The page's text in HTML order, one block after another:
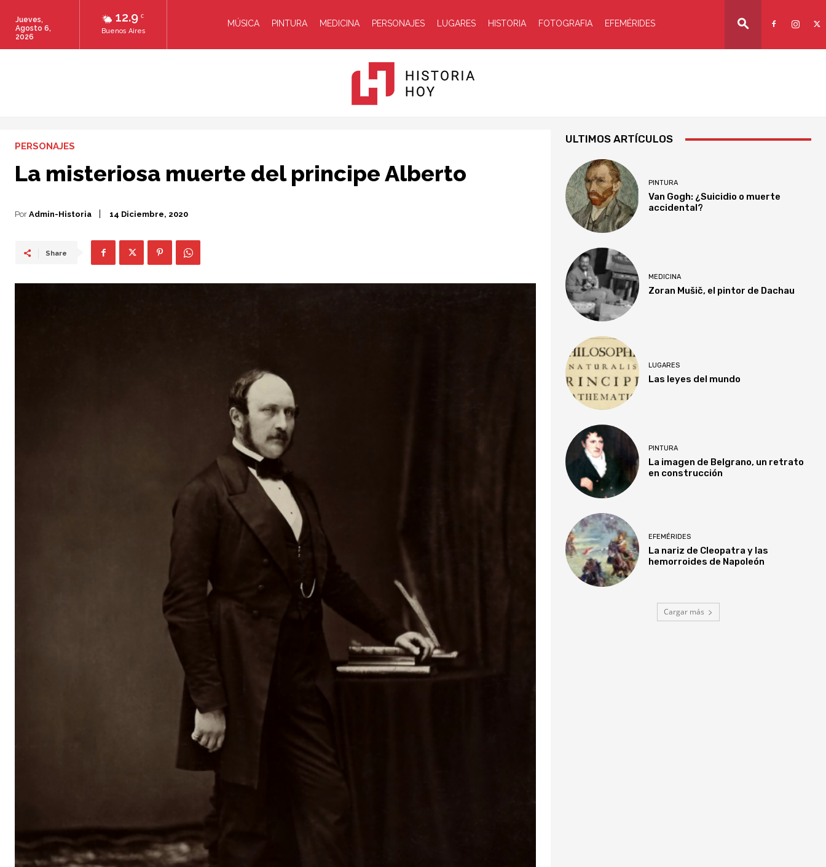
12.9 C
Buenos Aires
Jueves,
Agosto 6,
2026
MÚSICA PINTURA MEDICINA PERSONAJES LUGARES HISTORIA FOTOGRAFIA EFEMÉRIDES
PERSONAJES
La misteriosa muerte del principe Alberto
Por Admin-Historia 14 Diciembre, 2020
Share
ULTIMOS ARTÍCULOS
PINTURA
Van Gogh: ¿Suicidio o muerte
accidental?
MEDICINA
Zoran Mušič, el pintor de Dachau
LUGARES
Las leyes del mundo
PINTURA
La imagen de Belgrano, un retrato
en construcción
EFEMÉRIDES
La nariz de Cleopatra y las
hemorroides de Napoleón
Cargar más